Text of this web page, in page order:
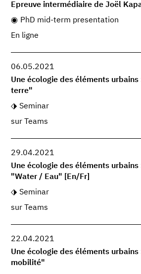
Epreuve intermédiaire de Joël
PhD mid-term presentation
En ligne
06.05.2021
Une écologie des éléments
terre"
Seminar
sur Teams
29.04.2021
Une écologie des éléments urbains
"Water / Eau" [En/Fr]
Seminar
sur Teams
22.04.2021
Une écologie des éléments
mobilité"